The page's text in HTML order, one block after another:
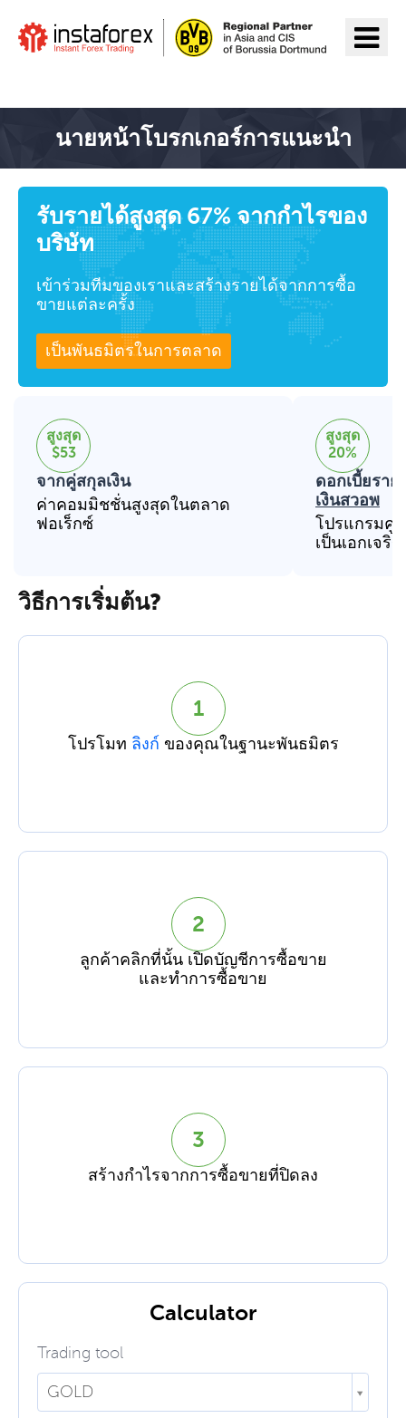
นายหน้าโบรกเกอร์การแนะนำ
รับรายได้สูงสุด 67% จากกำไรของ
บริษัท
เข้าร่วมทีมของเราและสร้างรายได้จากการซื้อ
ขายแต่ละครั้ง
เป็นพันธมิตรในการตลาด
สูงสุด
$53
จากคู่สกุลเงิน
ค่าคอมมิชชั่นสูงสุดในตลาด
ฟอเร็กซ์
สูงสุด
20%
ดอกเบี้ยรา
เงินสวอพ
โปรแกรมคู่
เป็นเอกเจริ
วิธีการเริ่มต้น?
1
โปรโมท ลิงก์ ของคุณในฐานะพันธมิตร
2
ลูกค้าคลิกที่นั้น เปิดบัญชีการซื้อขาย
และทำการซื้อขาย
3
สร้างกำไรจากการซื้อขายที่ปิดลง
Calculator
Trading tool
GOLD